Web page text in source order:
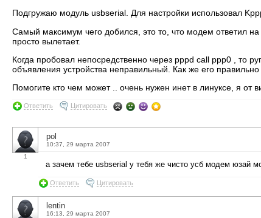
Подгружаю модуль usbserial. Для настройки использовал
Самый максимум чего добился, это то, что модем ответил
просто вылетает.
Когда пробовал непосредственно через pppd call ppp0 , то
объявления устройства неправильный. Как же его правильно
Помогите кто чем может .. очень нужен инет в линуксе, я от
Ответить Цитировать
1
pol
10:37, 29 марта 2007
а зачем тебе usbserial у тебя же чисто усб модем юзай
Ответить Цитировать
lentin
16:13, 29 марта 2007